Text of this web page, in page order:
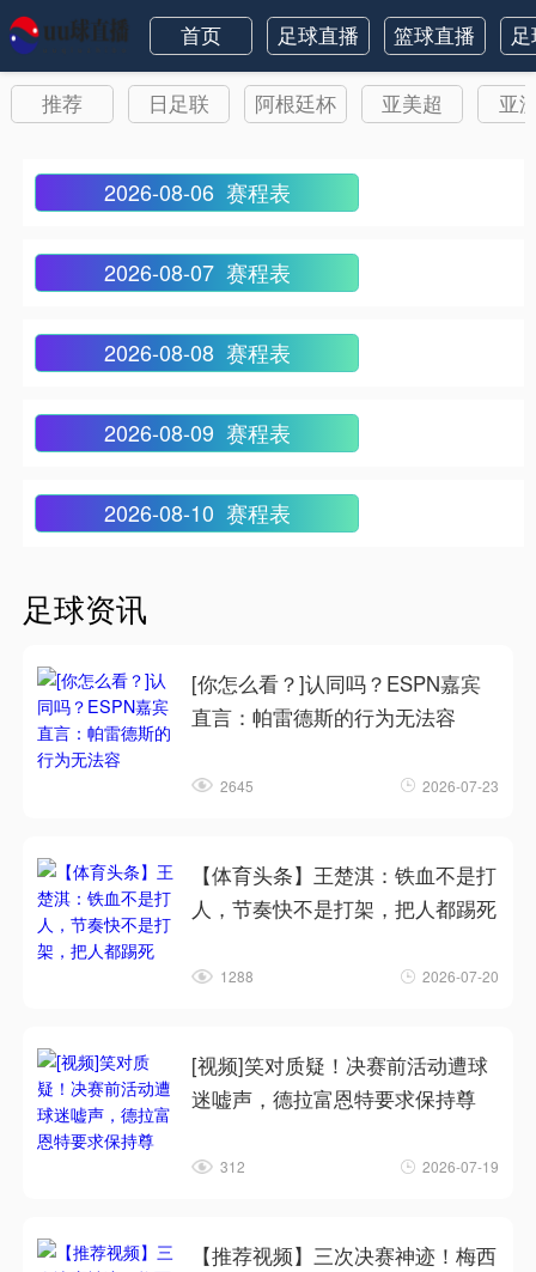
首页 足球直播 篮球直播
推荐 日足联 阿根廷杯 亚美超 亚
2026-08-06 赛程表
2026-08-07 赛程表
2026-08-08 赛程表
2026-08-09 赛程表
2026-08-10 赛程表
足球资讯
[你怎么看？]认同吗？ESPN嘉宾
直言：帕雷德斯的行为无法容
2645 2026-07-23
【体育头条】王楚淇：铁血不是打
人，节奏快不是打架，把人都踢死
1288 2026-07-20
[视频]笑对质疑！决赛前活动遭球
迷嘘声，德拉富恩特要求保持尊
312 2026-07-19
【推荐视频】三次决赛神迹！梅西